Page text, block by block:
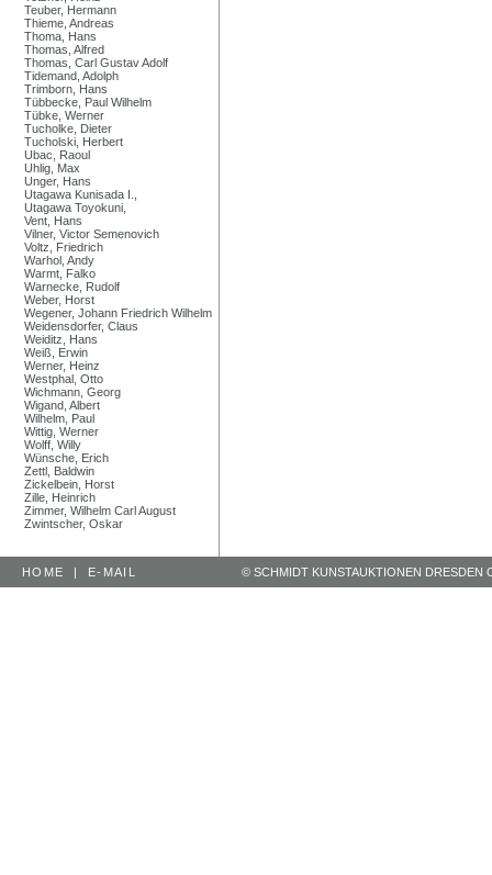
Teuber, Hermann
Thieme, Andreas
Thoma, Hans
Thomas, Alfred
Thomas, Carl Gustav Adolf
Tidemand, Adolph
Trimborn, Hans
Tübbecke, Paul Wilhelm
Tübke, Werner
Tucholke, Dieter
Tucholski, Herbert
Ubac, Raoul
Uhlig, Max
Unger, Hans
Utagawa Kunisada I.,
Utagawa Toyokuni,
Vent, Hans
Vilner, Victor Semenovich
Voltz, Friedrich
Warhol, Andy
Warmt, Falko
Warnecke, Rudolf
Weber, Horst
Wegener, Johann Friedrich Wilhelm
Weidensdorfer, Claus
Weiditz, Hans
Weiß, Erwin
Werner, Heinz
Westphal, Otto
Wichmann, Georg
Wigand, Albert
Wilhelm, Paul
Wittig, Werner
Wolff, Willy
Wünsche, Erich
Zettl, Baldwin
Zickelbein, Horst
Zille, Heinrich
Zimmer, Wilhelm Carl August
Zwintscher, Oskar
HOME | E-MAIL © SCHMIDT KUNSTAUKTIONEN DRESDEN